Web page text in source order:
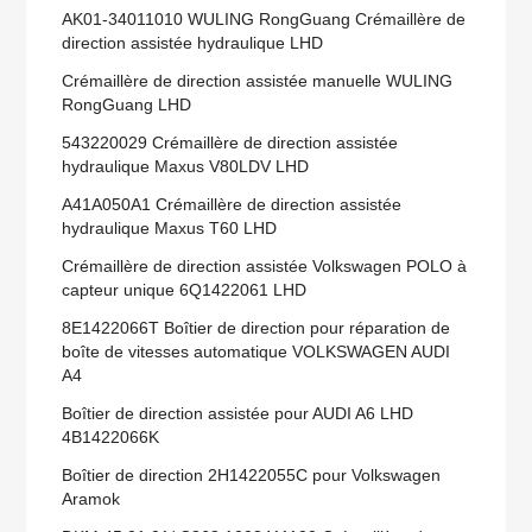
AK01-34011010 WULING RongGuang Crémaillère de
direction assistée hydraulique LHD
Crémaillère de direction assistée manuelle WULING
RongGuang LHD
543220029 Crémaillère de direction assistée
hydraulique Maxus V80LDV LHD
A41A050A1 Crémaillère de direction assistée
hydraulique Maxus T60 LHD
Crémaillère de direction assistée Volkswagen POLO à
capteur unique 6Q1422061 LHD
8E1422066T Boîtier de direction pour réparation de
boîte de vitesses automatique VOLKSWAGEN AUDI
A4
Boîtier de direction assistée pour AUDI A6 LHD
4B1422066K
Boîtier de direction 2H1422055C pour Volkswagen
Aramok